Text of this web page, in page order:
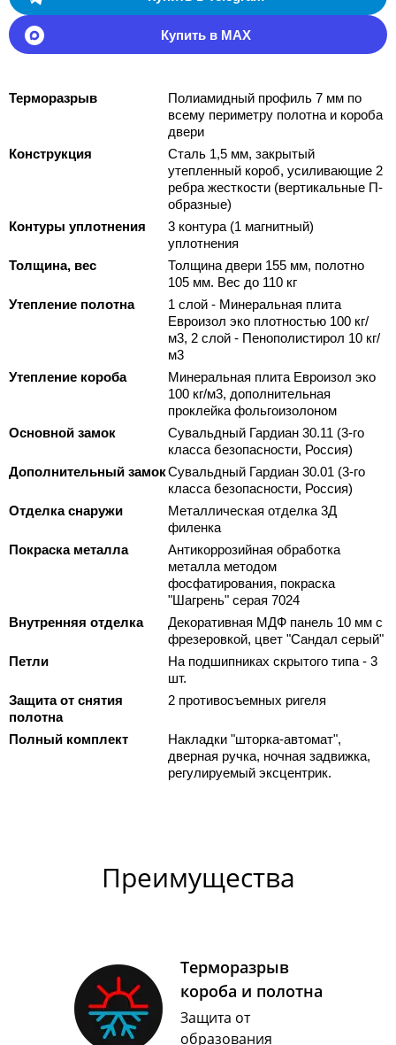
Купить в MAX
Терморазрыв
Полиамидный профиль 7 мм по
всему периметру полотна и короба
двери
Конструкция
Сталь 1,5 мм, закрытый
утепленный короб, усиливающие 2
ребра жесткости (вертикальные П-
образные)
Контуры уплотнения
3 контура (1 магнитный)
уплотнения
Толщина, вес
Толщина двери 155 мм, полотно
105 мм. Вес до 110 кг
Утепление полотна
1 слой - Минеральная плита
Евроизол эко плотностью 100 кг/
м3, 2 слой - Пенополистирол 10 кг/
м3
Утепление короба
Минеральная плита Евроизол эко
100 кг/м3, дополнительная
проклейка фольгоизолоном
Основной замок
Сувальдный Гардиан 30.11 (3-го
класса безопасности, Россия)
Дополнительный замокСувальдный Гардиан 30.01 (3-го
класса безопасности, Россия)
Отделка снаружи
Металлическая отделка 3Д
филенка
Покраска металла
Антикоррозийная обработка
металла методом
фосфатирования, покраска
"Шагрень" серая 7024
Внутренняя отделка
Декоративная МДФ панель 10 мм с
фрезеровкой, цвет "Сандал серый"
Петли
На подшипниках скрытого типа - 3
шт.
Защита от снятия
полотна
2 противосъемных ригеля
Полный комплект
Накладки "шторка-автомат",
дверная ручка, ночная задвижка,
регулируемый эксцентрик.
Преимущества
Терморазрыв
короба и полотна
Защита от
образования